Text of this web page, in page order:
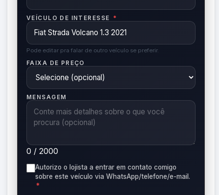
VEÍCULO DE INTERESSE *
Pode editar pra falar de outro veículo se preferir.
FAIXA DE PREÇO
MENSAGEM
0 / 2000
Autorizo o lojista a entrar em contato comigo
sobre este veículo via WhatsApp/telefone/e-mail.
*